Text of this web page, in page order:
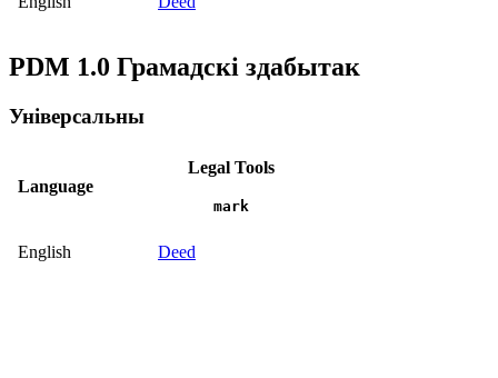
PDM 1.0 Грамадскі здабытак
Універсальны
Language
Legal Tools
mark
English Deed